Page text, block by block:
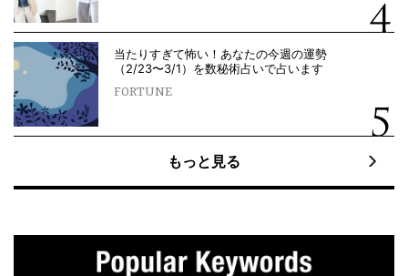
当たりすぎて怖い！あなたの今週の運勢
（2/23〜3/1）を数秘術占いで占います
FORTUNE
もっと見る